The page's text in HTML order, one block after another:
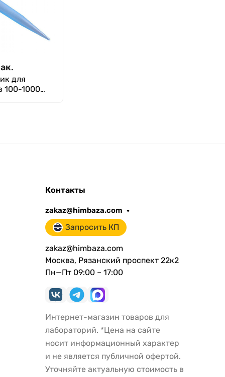
для
100-1000
Контакты
zakaz@himbaza.com
Запросить КП
zakaz@himbaza.com
Москва, Рязанский проспект 22к2
Пн—Пт 09:00 – 17:00
Интернет-магазин товаров для
лабораторий. *Цена на сайте
носит информационный характер
и не является публичной офертой.
Уточняйте актуальную стоимость в